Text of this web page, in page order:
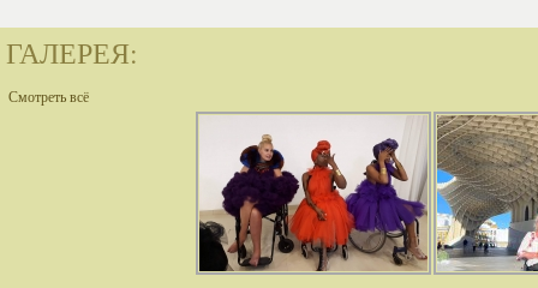
ГАЛЕРЕЯ:
Смотреть всё